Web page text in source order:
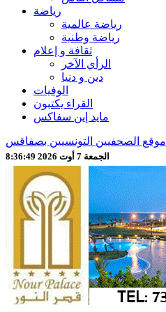
رياضة
رياضة عالمية
رياضة وطنية
ثقافة و إعلام
الرأي الآخر
دين و دنيا
الوفيات
القراء يكتبون
مايد إين سفاكس
موقع الصحفيين التونسيين بصفاقس
الجمعة 7 أوت 2026 8:36:51